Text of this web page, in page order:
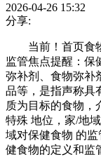
2026-04-26 15:32
分享:
当前！首页食物
监管焦点提醒：保
弥补剂、食物弥补
品等，是指声称具
质为目标的食物，
特殊 地位，家/地
域对保健食物 的
健食物的定义和监